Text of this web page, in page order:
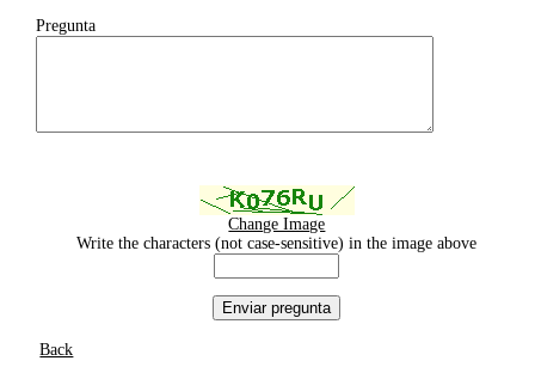
Pregunta
Change Image
Write the characters (not case-sensitive) in the image above
Back